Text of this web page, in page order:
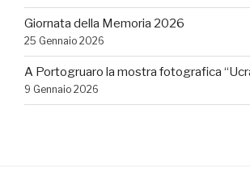
Giornata della Memoria 2026
25 Gennaio 2026
A Portogruaro la mostra fotografica
9 Gennaio 2026